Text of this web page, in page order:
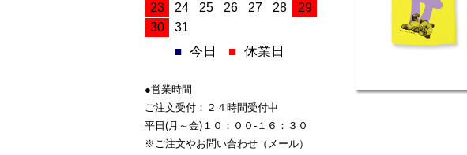
23
24 25 26 27 28
29
30
31
■ 今日 ■ 休業日
●営業時間
ご注文受付：２４時間受付中
平日(月～金)１０：００-１６：３０
※ご注文やお問い合わせ（メール）